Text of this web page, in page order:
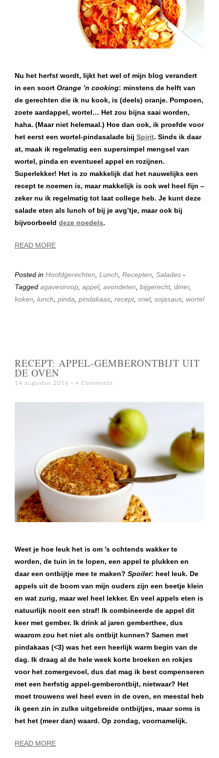
Nu het herfst wordt, lijkt het wel of mijn blog verandert
in een soort Orange ’n cooking: minstens de helft van
de gerechten die ik nu kook, is (deels) oranje. Pompoen,
zoete aardappel, wortel… Het zou bijna saai worden,
haha. (Maar niet helemaal.) Hoe dan ook, ik proefde voor
het eerst een wortel-pindasalade bij Spirit. Sinds ik daar
at, maak ik regelmatig een supersimpel mengsel van
wortel, pinda en eventueel appel en rozijnen.
Superlekker! Het is zo makkelijk dat het nauwelijks een
recept te noemen is, maar makkelijk is ook wel heel fijn –
zeker nu ik regelmatig tot laat college heb. Je kunt deze
salade eten als lunch of bij je avg’tje, maar ook bij
bijvoorbeeld deze noedels.
READ MORE
Posted in Hoofdgerechten, Lunch, Recepten, Salades -
Tagged agavesiroop, appel, avondeten, bijgerecht, diner,
koken, lunch, pinda, pindakaas, recept, snel, sojasaus, wortel
RECEPT: APPEL-GEMBERONTBIJT UIT
DE OVEN
14 augustus 2016 4 Comments
Weet je hoe leuk het is om ’s ochtends wakker te
worden, de tuin in te lopen, een appel te plukken en
daar een ontbijtje mee te maken? Spoiler: heel leuk. De
appels uit de boom van mijn ouders zijn een beetje klein
en wat zurig, maar wel heel lekker. En veel appels eten is
natuurlijk nooit een straf! Ik combineerde de appel dit
keer met gember. Ik drink al jaren gemberthee, dus
waarom zou het niet als ontbijt kunnen? Samen met
pindakaas (<3) was het een heerlijk warm begin van de
dag. Ik draag al de hele week korte broeken en rokjes
voor het zomergevoel, dus dat mag ik best compenseren
met een herfstig appel-gemberontbijt, nietwaar? Het
moet trouwens wel heel even in de oven, en meestal heb
ik geen zin in zulke uitgebreide ontbijtjes, maar soms is
het het (meer dan) waard. Op zondag, voornamelijk.
READ MORE